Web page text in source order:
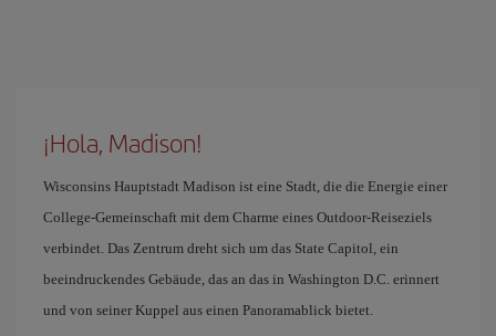
¡Hola, Madison!
Wisconsins Hauptstadt Madison ist eine Stadt, die die Energie einer
College-Gemeinschaft mit dem Charme eines Outdoor-Reiseziels
verbindet. Das Zentrum dreht sich um das State Capitol, ein
beeindruckendes Gebäude, das an das in Washington D.C. erinnert
und von seiner Kuppel aus einen Panoramablick bietet.